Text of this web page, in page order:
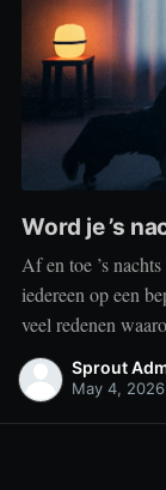
Word je ’s
Af en toe ’s
iedereen op een
veel redenen
het toilet moeten,
slaap beïnvloeden.
Sprout
May 4, 2026